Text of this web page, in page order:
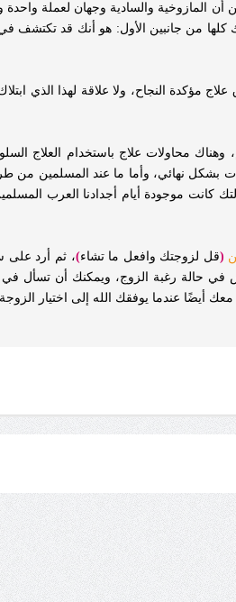
أن المازوخية والسادية وجهان لعملة
من جانبين الأول: هو أنك قد تكتشف
مؤكدة النجاح، ولا علاقة لهذا الذي
محاولات علاج باستخدام العلاج
بشكل نهائي، وأما ما عند المسلمين من
كانت موجودة أيام أجدادنا العرب
(قل لزوجتك وافعل ما تشاء)، ثم أرد على
حالة رغبة الزوج، ويمكنك أن تسأل في
أيضًا عندما يوفقك الله إلى اختيار